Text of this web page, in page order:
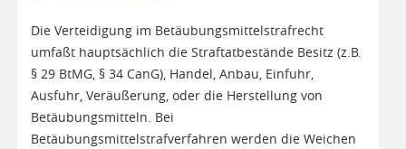
Die Verteidigung im Betäubungsmittelstrafrecht
umfaßt hauptsächlich die Straftatbestände Besitz (z.B.
§ 29 BtMG, § 34 CanG), Handel, Anbau, Einfuhr,
Ausfuhr, Veräußerung, oder die Herstellung von
Betäubungsmitteln. Bei
Betäubungsmittelstrafverfahren werden die Weichen